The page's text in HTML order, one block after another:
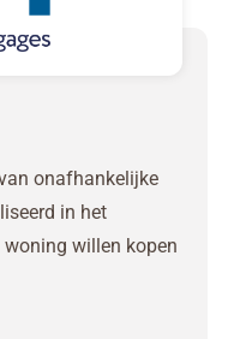
onafhankelijke
in het
woning willen kopen